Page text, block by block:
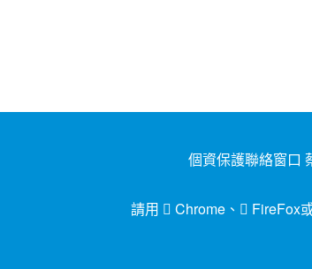
個資保護聯絡窗口
請用 Chrome 、 FireFox